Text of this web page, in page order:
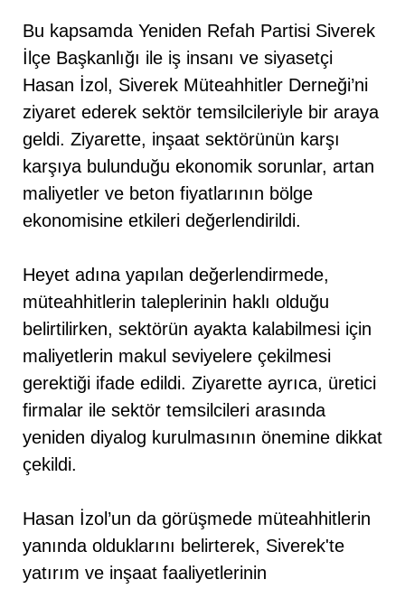
Bu kapsamda Yeniden Refah Partisi Siverek
İlçe Başkanlığı ile iş insanı ve siyasetçi
Hasan İzol, Siverek Müteahhitler Derneği’ni
ziyaret ederek sektör temsilcileriyle bir araya
geldi. Ziyarette, inşaat sektörünün karşı
karşıya bulunduğu ekonomik sorunlar, artan
maliyetler ve beton fiyatlarının bölge
ekonomisine etkileri değerlendirildi.
Heyet adına yapılan değerlendirmede,
müteahhitlerin taleplerinin haklı olduğu
belirtilirken, sektörün ayakta kalabilmesi için
maliyetlerin makul seviyelere çekilmesi
gerektiği ifade edildi. Ziyarette ayrıca, üretici
firmalar ile sektör temsilcileri arasında
yeniden diyalog kurulmasının önemine dikkat
çekildi.
Hasan İzol’un da görüşmede müteahhitlerin
yanında olduklarını belirterek, Siverek'te
yatırım ve inşaat faaliyetlerinin